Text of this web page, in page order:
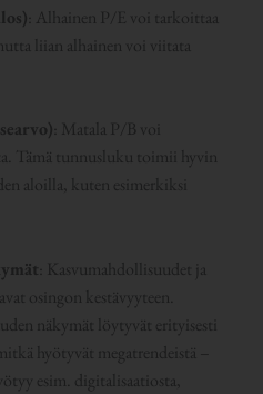
: Alhainen P/E voi tarkoittaa
liian alhainen voi viitata
: Matala P/B voi
Tämä tunnusluku toimii hyvin
aloilla, kuten esimerkiksi
: Kasvumahdollisuudet ja
osingon kestävyyteen.
näkymät löytyvät erityisesti
hyötyvät megatrendeistä –
esim. digitalisaatiosta,